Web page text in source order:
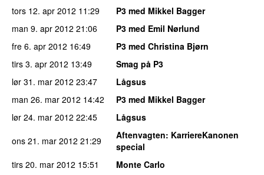
tors 12. apr 2012 11:29
P3 med Mikkel Bagger
man 9. apr 2012 21:06
P3 med Emil Nørlund
fre 6. apr 2012 16:49
P3 med Christina Bjørn
tirs 3. apr 2012 13:49
Smag på P3
lør 31. mar 2012 23:47
Lågsus
man 26. mar 2012 14:42
P3 med Mikkel Bagger
lør 24. mar 2012 22:45
Lågsus
ons 21. mar 2012 21:29 Aftenvagten: KarriereKanonen
special
tirs 20. mar 2012 15:51
Monte Carlo